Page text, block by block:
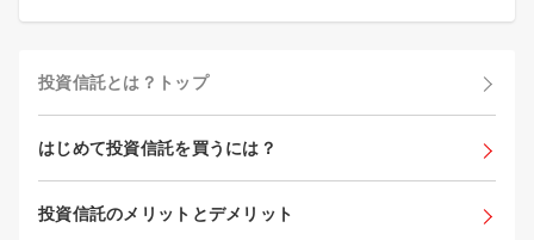
投資信託とは？トップ
はじめて投資信託を買うには？
投資信託のメリットとデメリット